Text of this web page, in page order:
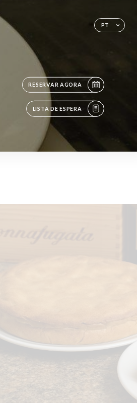
PT
RESERVAR AGORA
LISTA DE ESPERA